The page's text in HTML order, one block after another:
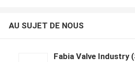
AU SUJET DE NOUS
Fabia Valve Industry